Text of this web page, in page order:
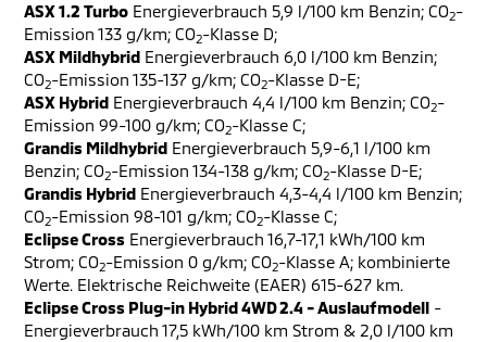
ASX 1.2 Turbo Energieverbrauch 5,9 l/100 km Benzin; CO2-
Emission 133 g/km; CO2-Klasse D;
ASX Mildhybrid Energieverbrauch 6,0 l/100 km Benzin;
CO2-Emission 135-137 g/km; CO2-Klasse D-E;
ASX Hybrid Energieverbrauch 4,4 l/100 km Benzin; CO2-
Emission 99-100 g/km; CO2-Klasse C;
Grandis Mildhybrid Energieverbrauch 5,9-6,1 l/100 km
Benzin; CO2-Emission 134-138 g/km; CO2-Klasse D-E;
Grandis Hybrid Energieverbrauch 4,3-4,4 l/100 km Benzin;
CO2-Emission 98-101 g/km; CO2-Klasse C;
Eclipse Cross Energieverbrauch 16,7-17,1 kWh/100 km
Strom; CO2-Emission 0 g/km; CO2-Klasse A; kombinierte
Werte. Elektrische Reichweite (EAER) 615-627 km.
Eclipse Cross Plug-in Hybrid 4WD 2.4 - Auslaufmodell -
Energieverbrauch 17,5 kWh/100 km Strom & 2,0 l/100 km